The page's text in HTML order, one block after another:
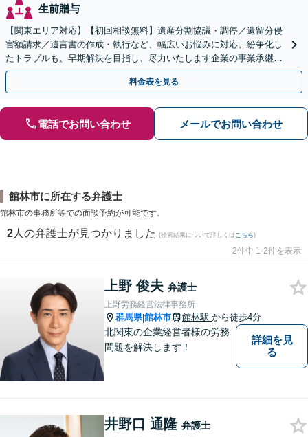
生前贈与
【関東エリア対応】【初回相談無料】遺産分割協議・調停／遺留分侵
害額請求／遺言書の作成・執行など、幅広いお悩みに対応。紛争化し
たトラブルも、早期解決を目指し、尽力いたします企業の事業承継の
お悩みもご相談ください【夜間・休日面談】【電話相談可】
料金表を見る
電話でお問い合わせ メールでお問い合わせ
館林市に所在する弁護士
館林市の事務所等での面談予約が可能です。
2 人の弁護士が見つかりました (検索結果について詳しくは こちら)
2件中 1-2件を表示
上野 俊夫 弁護士
上野労務経営法律事務所
群馬県|館林市 館林駅 から徒歩4分
北関東の企業経営者様の労務
問題を解決します！
詳細を見
る
井野口 通隆 弁護士